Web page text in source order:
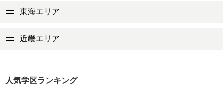
東海エリア
近畿エリア
人気学区ランキング